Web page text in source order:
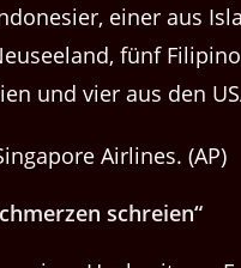
einer aus
fünf
und vier aus den
Airlines. (AP)
schreien“